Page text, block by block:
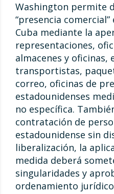
Washington permite
“presencia
Cuba mediante la
representaciones,
almacenes y oficinas,
transportistas,
correo, oficinas de
estadounidenses
no específica.
contratación de
estadounidense sin
liberalización, la
medida deberá
singularidades y
ordenamiento